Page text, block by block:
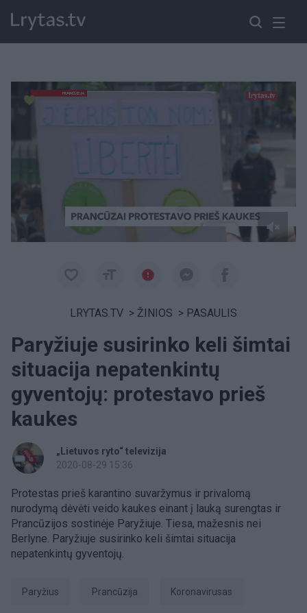
LRYTAS.TV > ŽINIOS > PASAULIS
Paryžiuje susirinko keli šimtai
situacija nepatenkintų
gyventojų: protestavo prieš
kaukes
„Lietuvos ryto“ televizija
2020-08-29 15:36
Protestas prieš karantino suvaržymus ir privalomą
nurodymą dėvėti veido kaukes einant į lauką surengtas ir
Prancūzijos sostinėje Paryžiuje. Tiesa, mažesnis nei
Berlyne. Paryžiuje susirinko keli šimtai situacija
nepatenkintų gyventojų.
Paryžius Prancūzija koronavirusas